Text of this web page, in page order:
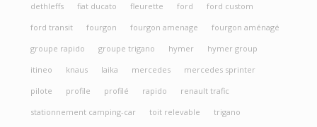
dethleffs
fiat ducato fleurette ford
ford custom
ford transit
fourgon fourgon amenage
fourgon aménagé
groupe rapido
groupe trigano hymer
hymer group
itineo
knaus laika mercedes
mercedes sprinter
pilote
profile profilé rapido
renault trafic
stationnement camping-car
toit relevable
trigano